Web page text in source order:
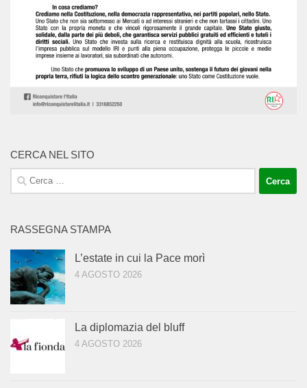
CERCA NEL SITO
Ricerca
per:
RASSEGNA STAMPA
L’estate in cui la Pace morì
4 AGOSTO 2026
La diplomazia del bluff
4 AGOSTO 2026